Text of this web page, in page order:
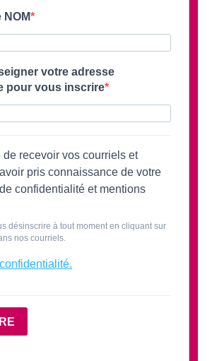
NOM
votre adresse
pour vous inscrire
de recevoir vos courriels et
pris connaissance de votre
confidentialité et mentions
désinscrire à tout moment en cliquant sur
nos courriels.